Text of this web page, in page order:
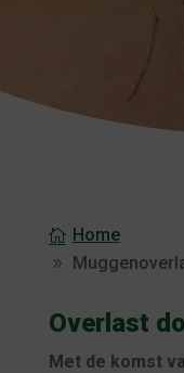
Home
Overlast
Met de komst